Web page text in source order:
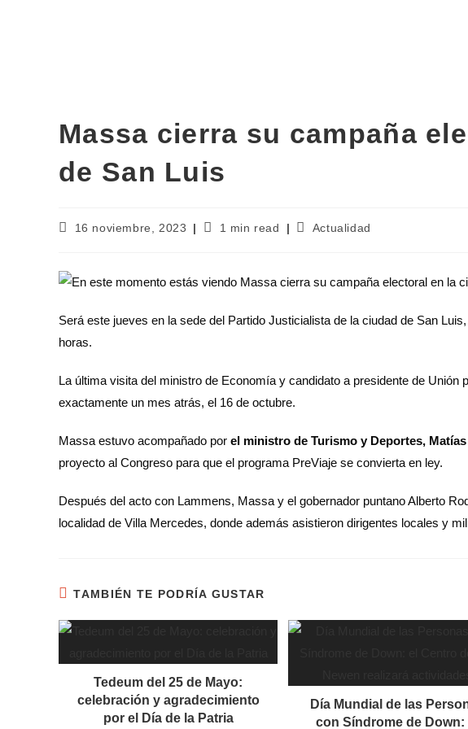
Massa cierra su campaña
de San Luis
16 noviembre, 2023 1 min read Actualidad
Será este jueves en la sede del Partido Justicialista de la ciudad de San
horas.
La última visita del ministro de Economía y candidato a presidente de Unión
exactamente un mes atrás, el 16 de octubre.
Massa estuvo acompañado por el ministro de Turismo y Deportes,
proyecto al Congreso para que el programa PreViaje se convierta en ley.
Después del acto con Lammens, Massa y el gobernador puntano Alberto
localidad de Villa Mercedes, donde además asistieron dirigentes locales y
TAMBIÉN TE PODRÍA GUSTAR
Tedeum del 25 de Mayo:
celebración y agradecimiento
por el Día de la Patria
Día Mundial de las
con Síndrome de Down: